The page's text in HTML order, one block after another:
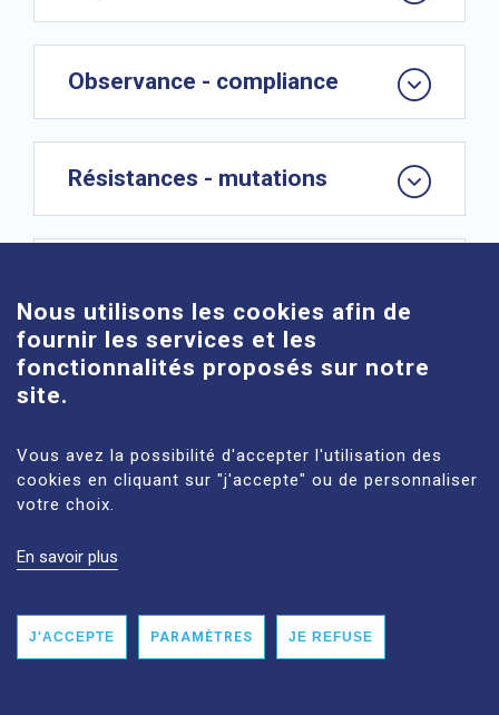
Observance - compliance
Résistances - mutations
Dosage des médicaments
Interactions
médicamenteuses
Nous utilisons les cookies afin de
fournir les services et les
fonctionnalités proposés sur notre
site.
Vous avez la possibilité d'accepter l'utilisation des
cookies en cliquant sur "j'accepte" ou de personnaliser
votre choix.
En savoir plus
J'ACCEPTE PARAMÈTRES JE REFUSE